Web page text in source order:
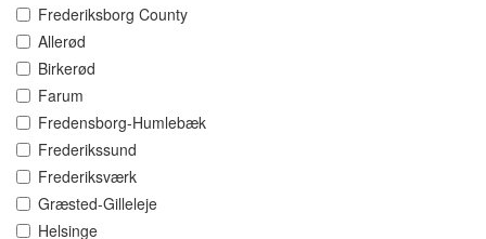
Frederiksborg County
Allerød
Birkerød
Farum
Fredensborg-Humlebæk
Frederikssund
Frederiksværk
Græsted-Gilleleje
Helsinge